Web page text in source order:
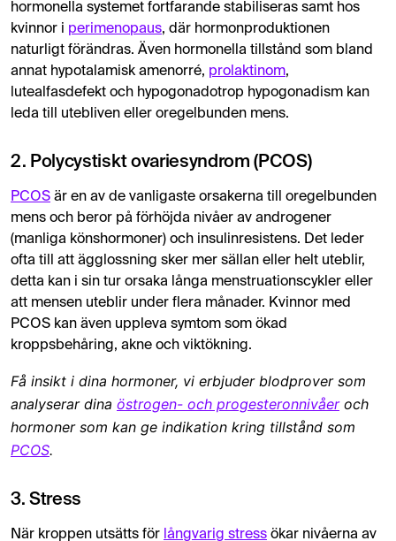
hormonella systemet fortfarande stabiliseras samt hos
kvinnor i perimenopaus, där hormonproduktionen
naturligt förändras. Även hormonella tillstånd som bland
annat hypotalamisk amenorré, prolaktinom,
lutealfasdefekt och hypogonadotrop hypogonadism kan
leda till utebliven eller oregelbunden mens.
2. Polycystiskt ovariesyndrom (PCOS)
PCOS är en av de vanligaste orsakerna till oregelbunden
mens och beror på förhöjda nivåer av androgener
(manliga könshormoner) och insulinresistens. Det leder
ofta till att ägglossning sker mer sällan eller helt uteblir,
detta kan i sin tur orsaka långa menstruationscykler eller
att mensen uteblir under flera månader. Kvinnor med
PCOS kan även uppleva symtom som ökad
kroppsbehåring, akne och viktökning.
Få insikt i dina hormoner, vi erbjuder blodprover som
analyserar dina östrogen- och progesteronnivåeroch
hormoner som kan ge indikation kring tillstånd som
PCOS.
3. Stress
När kroppen utsätts för långvarig stress ökar nivåerna av